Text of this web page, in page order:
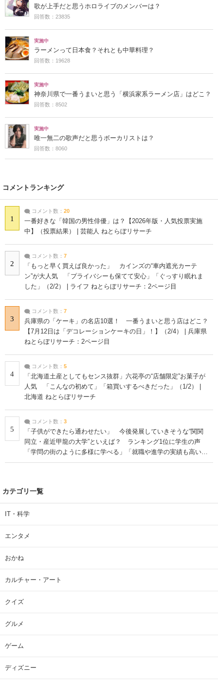
歌が上手だと思うホロライブのメンバーは？
回答数：23835
実施中
ラーメンって日本食？それとも中華料理？
回答数：19628
実施中
神奈川県で一番うまいと思う「横浜家系ラーメン店」はどこ？
回答数：8502
実施中
唯一無二の歌声だと思うボーカリストは？
回答数：8060
コメントランキング
1
コメント数： 20
一番好きな「韓国の男性俳優」は？【2026年版・人気投票実施
中】（投票結果） | 芸能人 ねとらぼリサーチ
2
コメント数： 7
「もっと早く買えば良かった」 カインズの“車内遮光カーテ
ン”が大人気 「プライバシーも保てて安心」「ぐっすり眠れま
した」（2/2） | ライフ ねとらぼリサーチ：2ページ目
3
コメント数： 7
兵庫県の「ケーキ」の名店10選！ 一番うまいと思う店はどこ？
【7月12日は「デコレーションケーキの日」！】（2/4） | 兵庫県
ねとらぼリサーチ：2ページ目
4
コメント数： 5
「北海道土産としてもセンス抜群」六花亭の“店舗限定”お菓子が
人気 「こんなの初めて」「箱買いするべきだった」（1/2） |
北海道 ねとらぼリサーチ
5
コメント数： 3
「子供ができたら通わせたい」 今後発展していきそうな“関関
同立・産近甲龍の大学”といえば？ ランキング1位に学生の声
「学問の街のように多様に学べる」「就職や進学の実績も高い」
| 大学 ねとらぼリサーチ
カテゴリ一覧
IT・科学
エンタメ
おかね
カルチャー・アート
クイズ
グルメ
ゲーム
ディズニー